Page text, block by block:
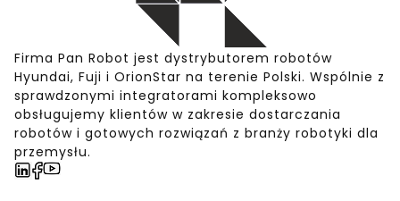
Firma Pan Robot jest dystrybutorem robotów
Hyundai, Fuji i OrionStar na terenie Polski. Wspólnie z
sprawdzonymi integratorami kompleksowo
obsługujemy klientów w zakresie dostarczania
robotów i gotowych rozwiązań z branży robotyki dla
przemysłu.